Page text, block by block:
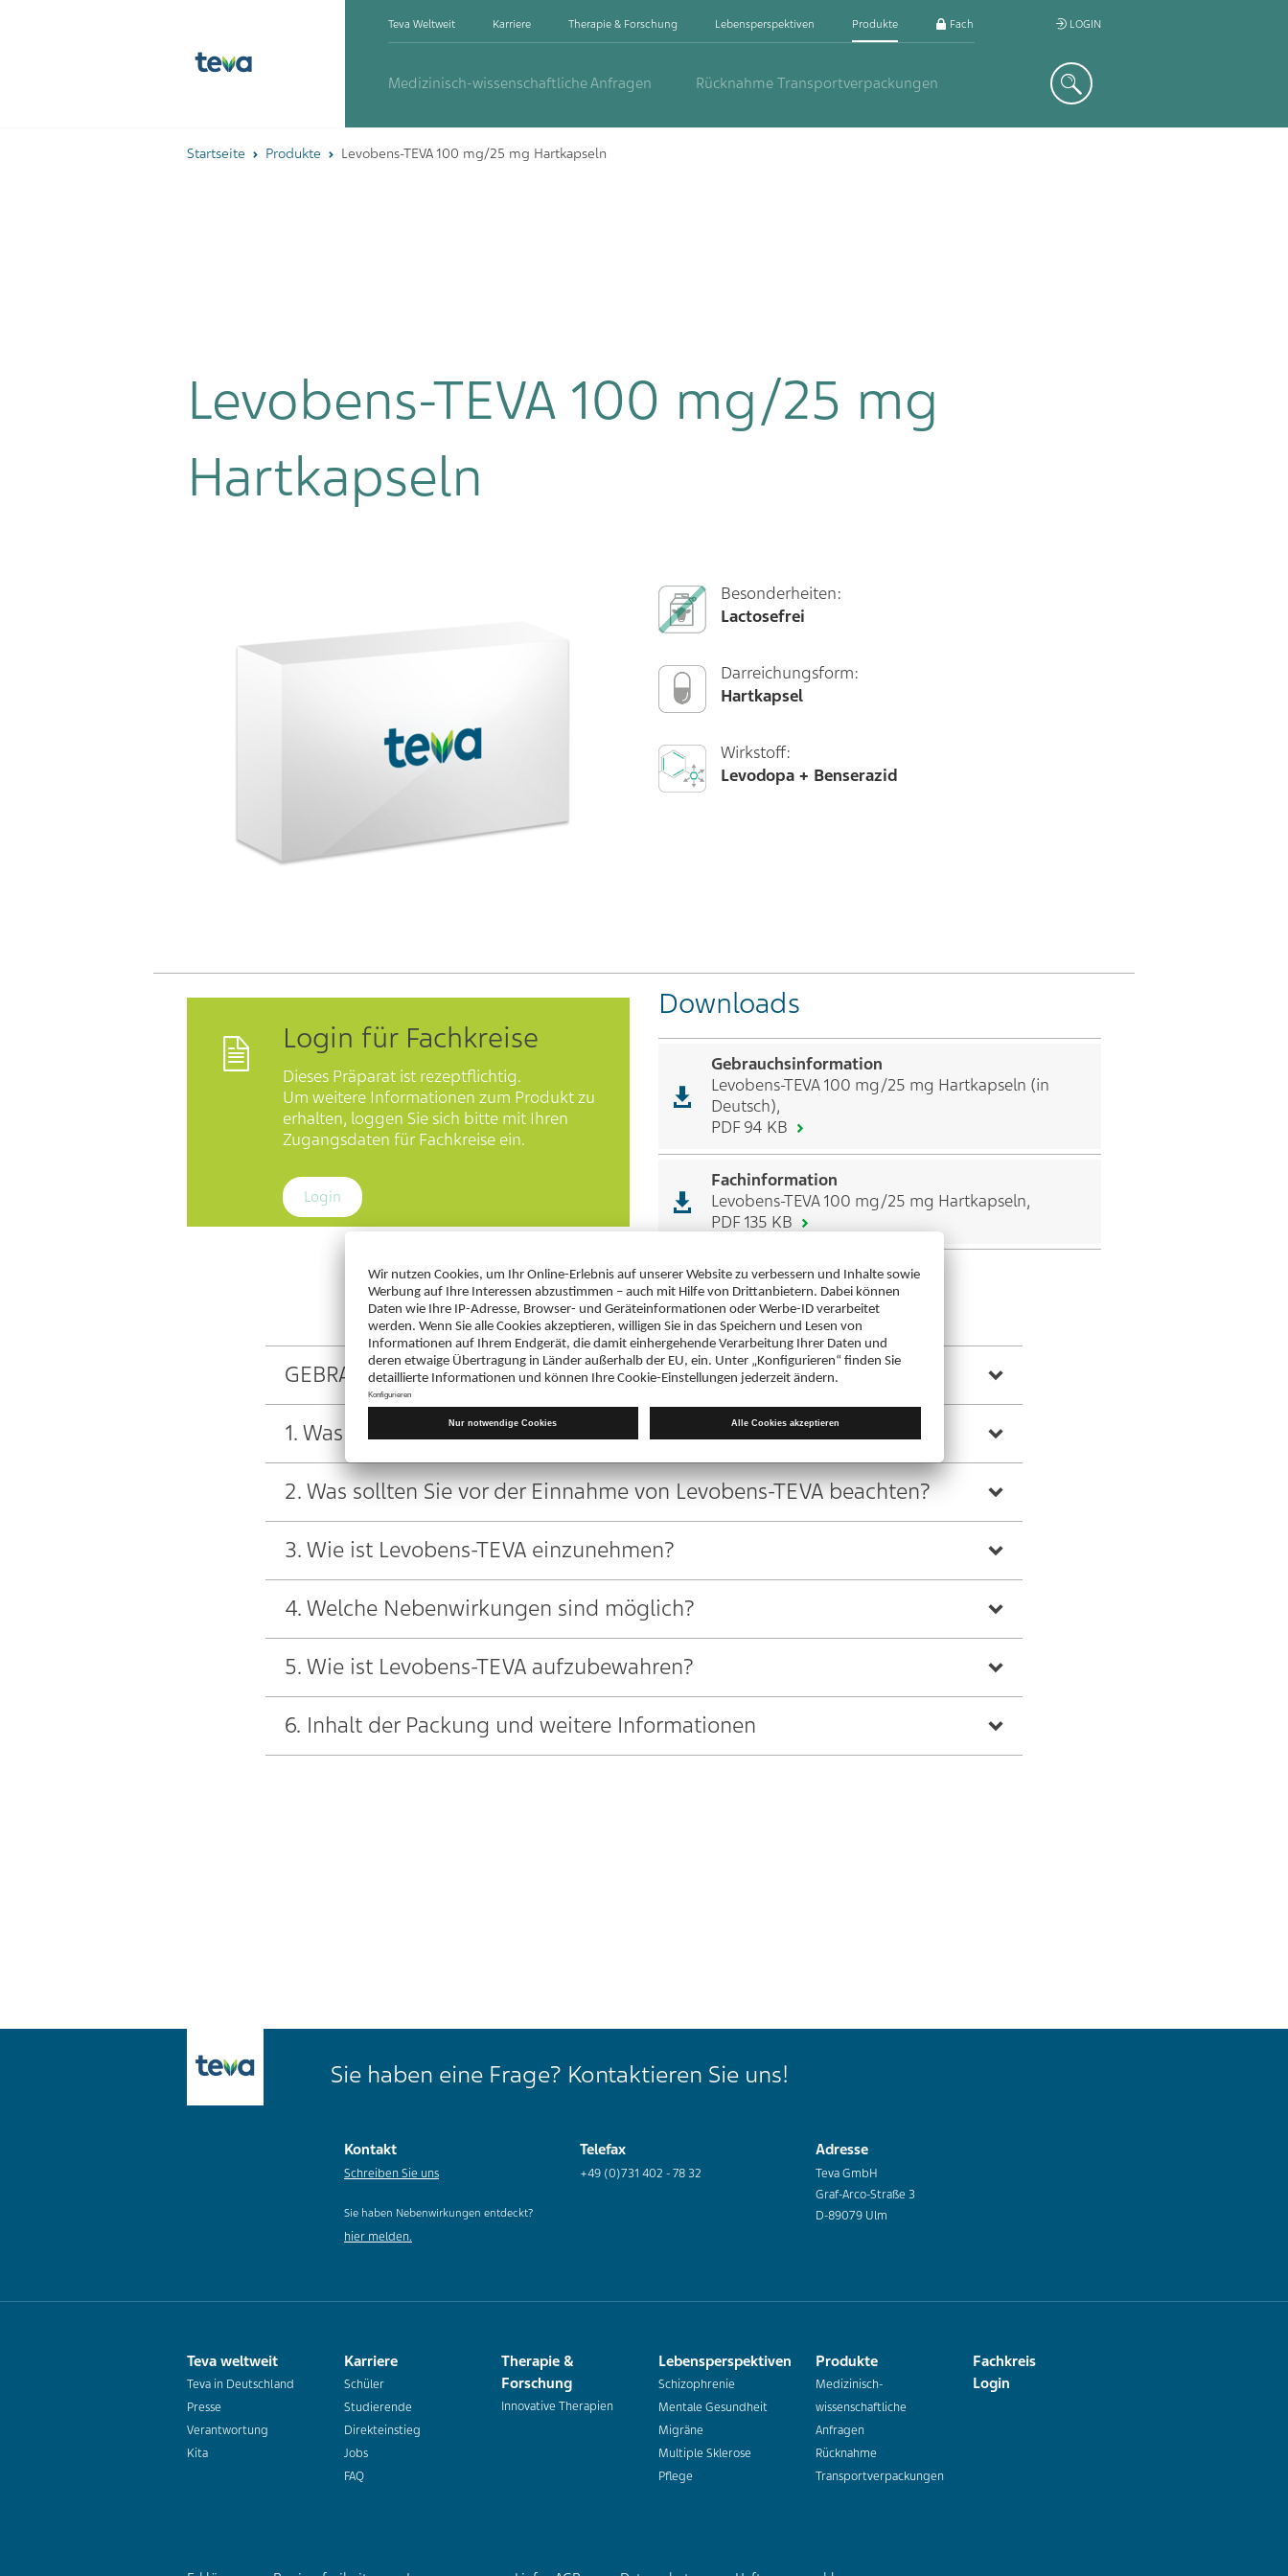
Teva Weltweit Karriere Therapie & Forschung Lebensperspektiven Produkte Fachkreis
Medizinisch-wissenschaftliche Anfragen Rücknahme Transportverpackungen Suche
LOGIN
Startseite Produkte Levobens-TEVA 100 mg/25 mg Hartkapseln
Levobens-TEVA 100 mg/25 mg
Hartkapseln
Besonderheiten:
Lactosefrei
Darreichungsform:
Hartkapsel
Wirkstoff:
Levodopa + Benserazid
Downloads
Gebrauchsinformation
Levobens-TEVA 100 mg/25 mg Hartkapseln (in
Deutsch),
PDF 94 KB
Fachinformation
Levobens-TEVA 100 mg/25 mg Hartkapseln,
PDF 135 KB
Login für Fachkreise
Dieses Präparat ist rezeptflichtig.
Um weitere Informationen zum Produkt zu
erhalten, loggen Sie sich bitte mit Ihren
Zugangsdaten für Fachkreise ein.
Login
GEBRAUCHSINFORMATION: INFORMATION FÜR PATIENTEN
1. Was ist Levobens-TEVA und wofür wird es angewendet?
2. Was sollten Sie vor der Einnahme von Levobens-TEVA beachten?
3. Wie ist Levobens-TEVA einzunehmen?
4. Welche Nebenwirkungen sind möglich?
5. Wie ist Levobens-TEVA aufzubewahren?
6. Inhalt der Packung und weitere Informationen
Sie haben eine Frage? Kontaktieren Sie uns!
Kontakt
Schreiben Sie uns
Sie haben Nebenwirkungen entdeckt?
hier melden.
Telefax
+49 (0)731 402 - 78 32
Adresse
Teva GmbH
Graf-Arco-Straße 3
D-89079 Ulm
Teva weltweit
Teva in Deutschland
Presse
Verantwortung
Kita
Karriere
Schüler
Studierende
Direkteinstieg
Jobs
FAQ
Therapie &
Forschung
Innovative Therapien
Lebensperspektiven
Schizophrenie
Mentale Gesundheit
Migräne
Multiple Sklerose
Pflege
Produkte
Medizinisch-
wissenschaftliche
Anfragen
Rücknahme
Transportverpackungen
Fachkreis
Login